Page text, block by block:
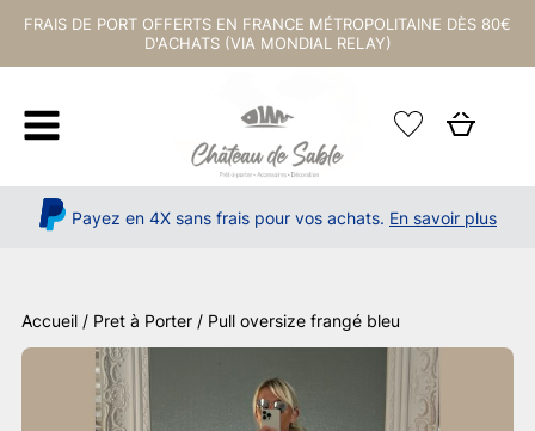
FRAIS DE PORT OFFERTS EN FRANCE MÉTROPOLITAINE DÈS 80€
D'ACHATS (VIA MONDIAL RELAY)
Payez en 4X sans frais pour vos achats. En savoir plus
Accueil / Pret à Porter / Pull oversize frangé bleu